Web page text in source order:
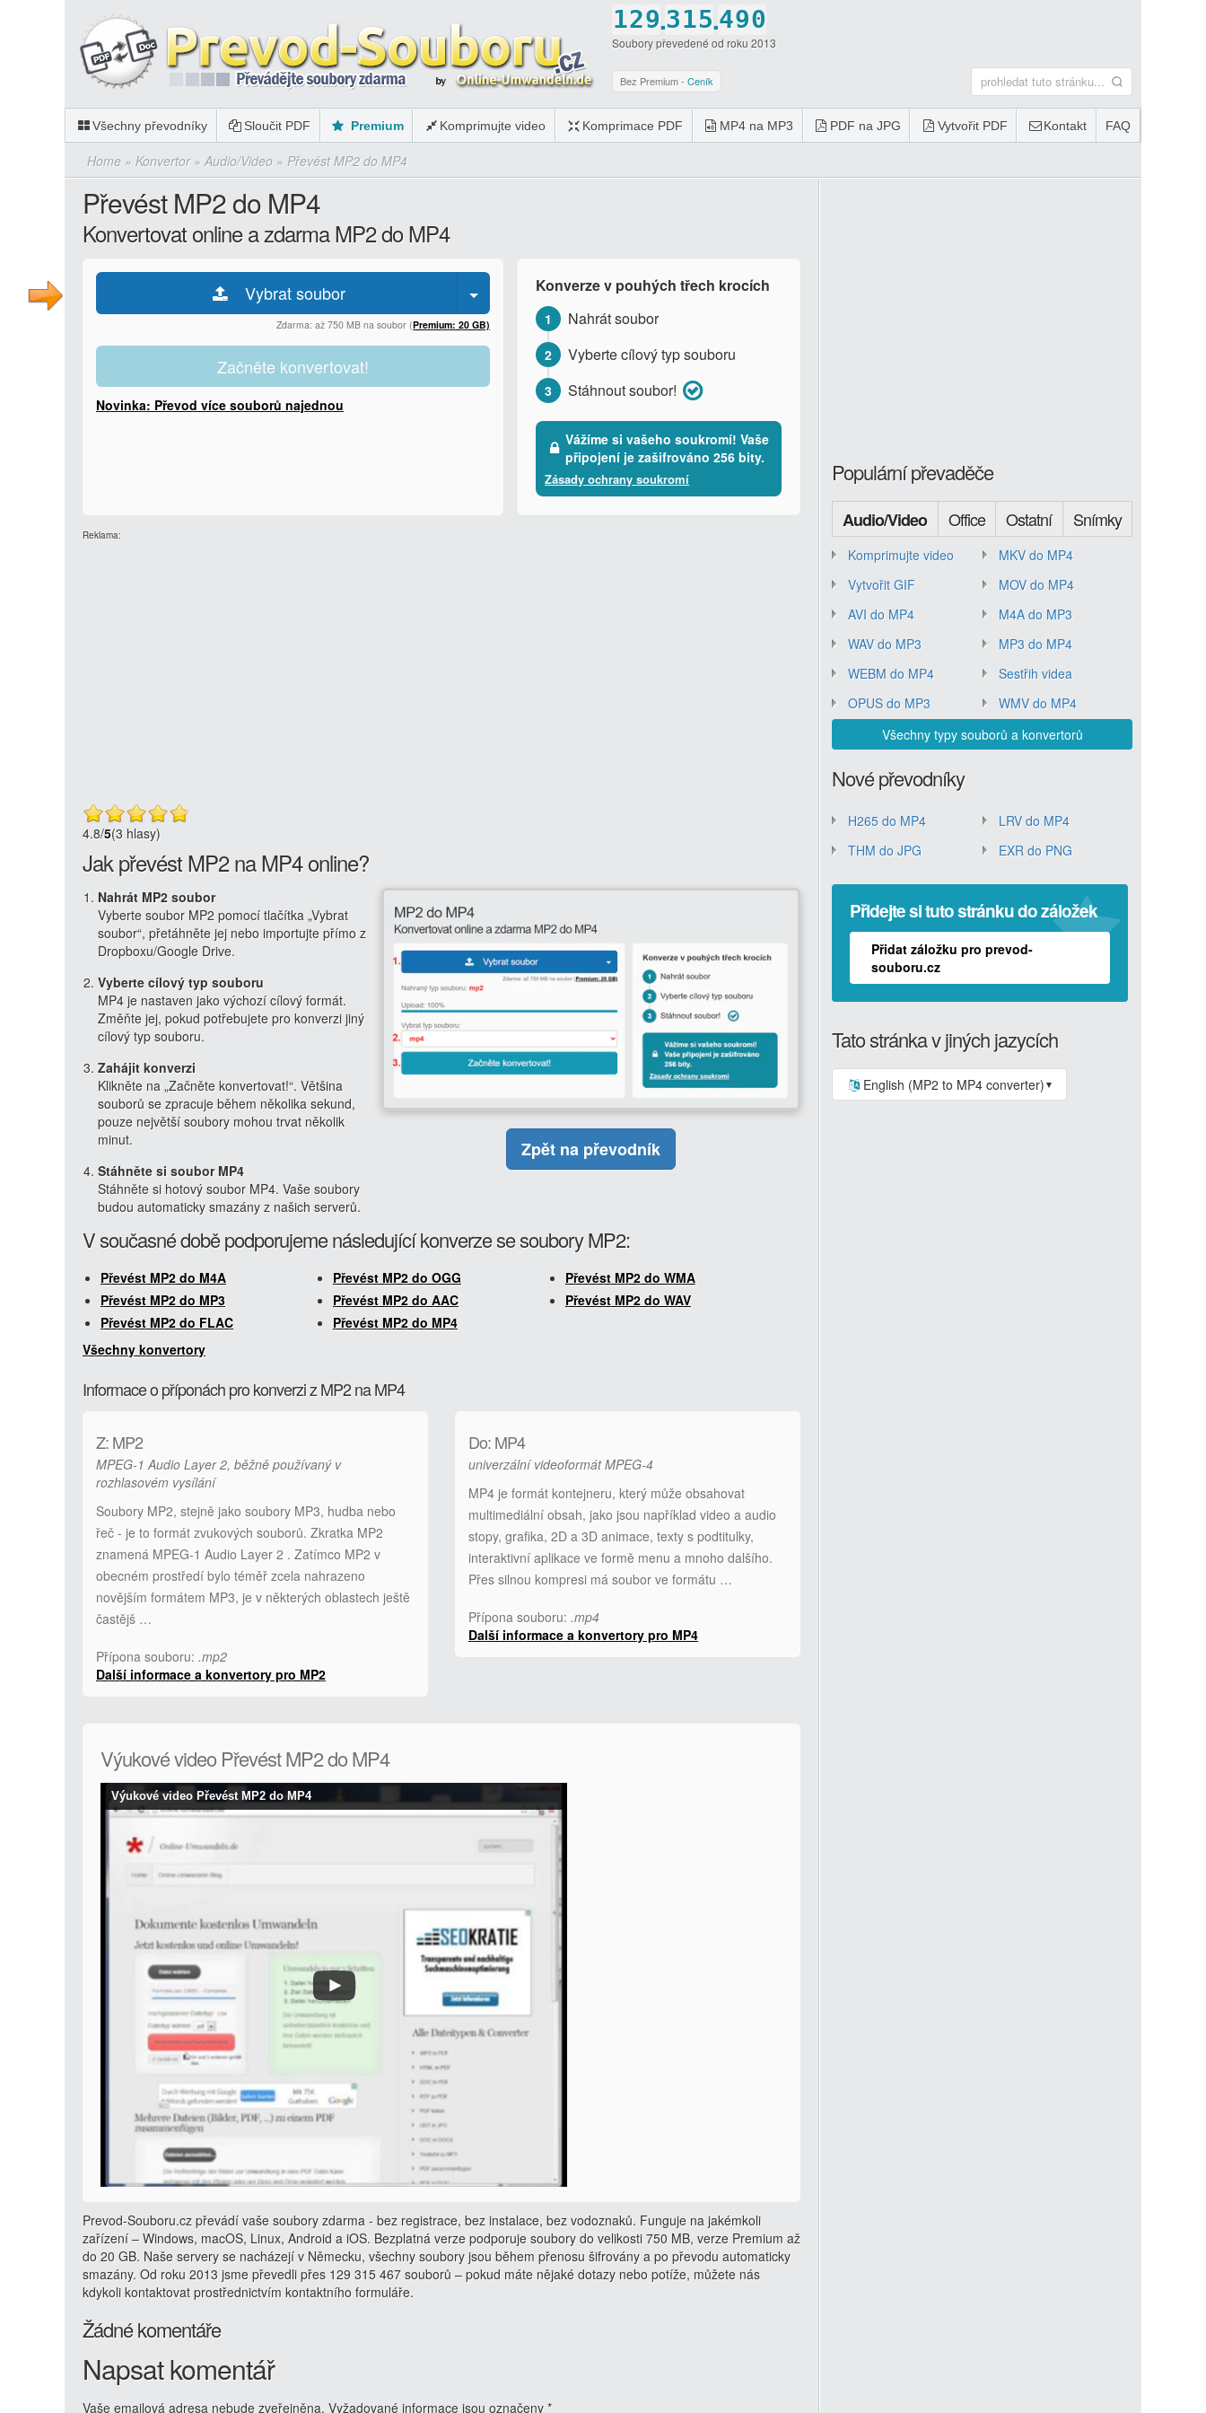
1
2
3
4
5
6
0
2
3
4
5
6
7
9
0
.3
4
5
6
7
8
1
2
3
4
5
6
0
5
6
7
8
9
0
.4
5
7
8
9
9
0
0
1
3
4
5
9
Soubory převedené od roku 2013
Bez Premium - Ceník
Všechny převodníky Sloučit PDF Premium Komprimujte video Komprimace PDF MP4 na MP3 PDF na JPG Vytvořit PDF Kontakt FAQ
Home » Konvertor» Audio/Video » Převést MP2 do MP4
Převést MP2 do MP4
Konvertovat online a zdarma MP2 do MP4
Vybrat soubor
Zdarma: až 750 MB na soubor (Premium: 20 GB)
Začněte konvertovat!
Novinka: Převod více souborů najednou
Konverze v pouhých třech krocích
1 Nahrát soubor
2 Vyberte cílový typ souboru
3 Stáhnout soubor!
Vážíme si vašeho soukromí! Vaše
připojení je zašifrováno 256 bity.
Zásady ochrany soukromí
Reklama:
4.8/5(3 hlasy)
Jak převést MP2 na MP4 online?
Nahrát MP2 soubor
Vyberte soubor MP2 pomocí tlačítka „Vybrat
soubor“, přetáhněte jej nebo importujte přímo z
Dropboxu/Google Drive.
Vyberte cílový typ souboru
MP4 je nastaven jako výchozí cílový formát.
Změňte jej, pokud potřebujete pro konverzi jiný
cílový typ souboru.
Zahájit konverzi
Klikněte na „Začněte konvertovat!“. Většina
souborů se zpracuje během několika sekund,
pouze největší soubory mohou trvat několik
minut.
Stáhněte si soubor MP4
Stáhněte si hotový soubor MP4. Vaše soubory
budou automaticky smazány z našich serverů.
Zpět na převodník
V současné době podporujeme následující konverze se soubory MP2:
Převést MP2 do M4A Převést MP2 do OGG
Převést MP2 do WMA
Převést MP2 do MP3
Převést MP2 do AAC
Převést MP2 do WAV
Převést MP2 do FLAC
Převést MP2 do MP4
Všechny konvertory
Informace o příponách pro konverzi z MP2 na MP4
Z: MP2
MPEG-1 Audio Layer 2, běžně používaný v
rozhlasovém vysílání
Soubory MP2, stejně jako soubory MP3, hudba nebo
řeč - je to formát zvukových souborů. Zkratka MP2
znamená MPEG-1 Audio Layer 2 . Zatímco MP2 v
obecném prostředí bylo téměř zcela nahrazeno
novějším formátem MP3, je v některých oblastech ještě
častějš …
Přípona souboru: .mp2
Další informace a konvertory pro MP2
Do: MP4
univerzální videoformát MPEG-4
MP4 je formát kontejneru, který může obsahovat
multimediální obsah, jako jsou například video a audio
stopy, grafika, 2D a 3D animace, texty s podtitulky,
interaktivní aplikace ve formě menu a mnoho dalšího.
Přes silnou kompresi má soubor ve formátu …
Přípona souboru: .mp4
Další informace a konvertory pro MP4
Výukové video Převést MP2 do MP4
Výukové video Převést MP2 do MP4
Prevod-Souboru.cz převádí vaše soubory zdarma - bez registrace, bez instalace, bez vodoznaků. Funguje na jakémkoli
zařízení – Windows, macOS, Linux, Android a iOS. Bezplatná verze podporuje soubory do velikosti 750 MB, verze Premium až
do 20 GB. Naše servery se nacházejí v Německu, všechny soubory jsou během přenosu šifrovány a po převodu automaticky
smazány. Od roku 2013 jsme převedli přes 129 315 467 souborů – pokud máte nějaké dotazy nebo potíže, můžete nás
kdykoli kontaktovat prostřednictvím kontaktního formuláře.
Žádné komentáře
Napsat komentář
Vaše emailová adresa nebude zveřejněna. Vyžadované informace jsou označeny *
Populární převaděče
Audio/Video Office Ostatní Snímky
Komprimujte video
MKV do MP4
Vytvořit GIF
MOV do MP4
AVI do MP4
M4A do MP3
WAV do MP3
MP3 do MP4
WEBM do MP4
Sestřih videa
OPUS do MP3
WMV do MP4
Všechny typy souborů a konvertorů
Nové převodníky
H265 do MP4
LRV do MP4
THM do JPG
EXR do PNG
Přidejte si tuto stránku do záložek
Přidat záložku pro prevod-
souboru.cz
Tato stránka v jiných jazycích
English (MP2 to MP4 converter) ▼